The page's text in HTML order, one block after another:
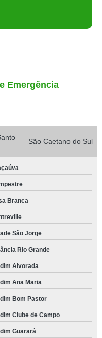
Emergência
São Caetano do Sul
Branca
São Jorge
Rio Grande
Alvorada
Ana Maria
Bom Pastor
Clube de Campo
Guarará